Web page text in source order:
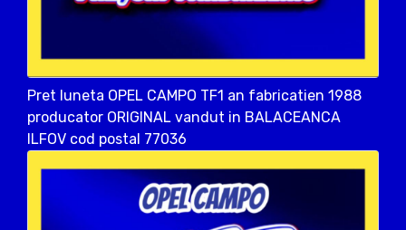
Pret luneta OPEL CAMPO TF1 an fabricatien 1988
producator ORIGINAL vandut in BALACEANCA
ILFOV cod postal 77036